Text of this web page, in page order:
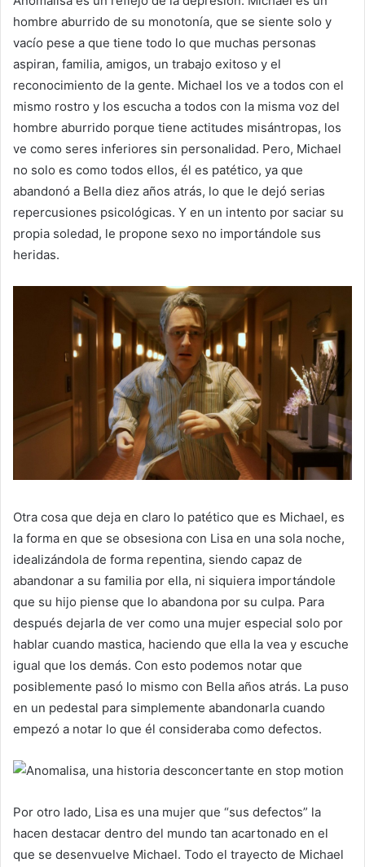
hombre aburrido de su monotonía, que se siente solo y
vacío pese a que tiene todo lo que muchas personas
aspiran, familia, amigos, un trabajo exitoso y el
reconocimiento de la gente. Michael los ve a todos con el
mismo rostro y los escucha a todos con la misma voz del
hombre aburrido porque tiene actitudes misántropas, los
ve como seres inferiores sin personalidad. Pero, Michael
no solo es como todos ellos, él es patético, ya que
abandonó a Bella diez años atrás, lo que le dejó serias
repercusiones psicológicas. Y en un intento por saciar su
propia soledad, le propone sexo no importándole sus
heridas.
Otra cosa que deja en claro lo patético que es Michael, es
la forma en que se obsesiona con Lisa en una sola noche,
idealizándola de forma repentina, siendo capaz de
abandonar a su familia por ella, ni siquiera importándole
que su hijo piense que lo abandona por su culpa. Para
después dejarla de ver como una mujer especial solo por
hablar cuando mastica, haciendo que ella la vea y escuche
igual que los demás. Con esto podemos notar que
posiblemente pasó lo mismo con Bella años atrás. La puso
en un pedestal para simplemente abandonarla cuando
empezó a notar lo que él consideraba como defectos.
Por otro lado, Lisa es una mujer que “sus defectos” la
hacen destacar dentro del mundo tan acartonado en el
que se desenvuelve Michael. Todo el trayecto de Michael